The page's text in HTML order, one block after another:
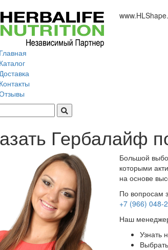
www.HLShape
Главная
Каталог
Доставка
Контакты
Гербалайф
Большой
которыми
на основе
По вопросам
+7 (966) 048-
Наш
Узнать